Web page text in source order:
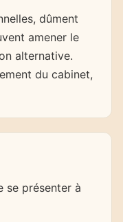
dûment
amener le
alternative.
du cabinet,
se présenter à